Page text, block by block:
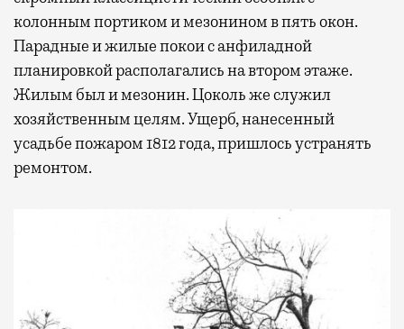
колонным портиком и мезонином в пять окон.
Парадные и жилые покои с анфиладной
планировкой располагались на втором этаже.
Жилым был и мезонин. Цоколь же служил
хозяйственным целям. Ущерб, нанесенный
усадьбе пожаром 1812 года, пришлось устранять
ремонтом.